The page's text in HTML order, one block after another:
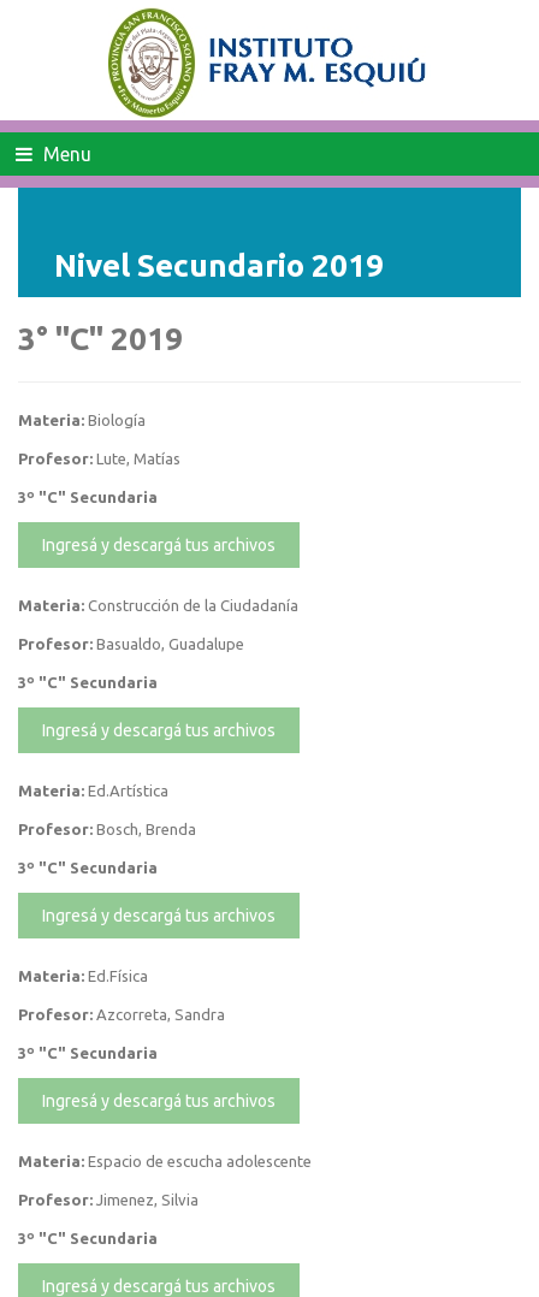
Menu
Nivel Secundario 2019
3° "C" 2019
Materia: Biología
Profesor: Lute, Matías
3º "C" Secundaria
Ingresá y descargá tus archivos
Materia: Construcción de la Ciudadanía
Profesor: Basualdo, Guadalupe
3º "C" Secundaria
Ingresá y descargá tus archivos
Materia: Ed.Artística
Profesor: Bosch, Brenda
3º "C" Secundaria
Ingresá y descargá tus archivos
Materia: Ed.Física
Profesor: Azcorreta, Sandra
3º "C" Secundaria
Ingresá y descargá tus archivos
Materia: Espacio de escucha adolescente
Profesor: Jimenez, Silvia
3º "C" Secundaria
Ingresá y descargá tus archivos